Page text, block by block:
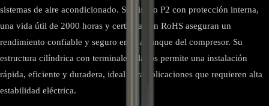
sistemas de aire acondicionado. Su diseño P2 con protección interna,
una vida útil de 2000 horas y certificación RoHS aseguran un
rendimiento confiable y seguro en el arranque del compresor. Su
estructura cilíndrica con terminales planos permite una instalación
rápida, eficiente y duradera, ideal para aplicaciones que requieren alta
estabilidad eléctrica.